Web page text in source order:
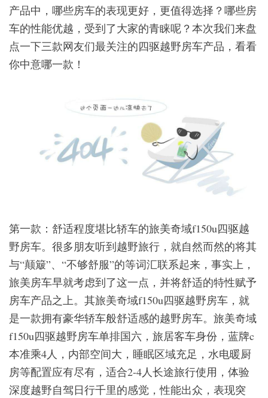
产品中，哪些房车的表现更好，更值得选择？哪些房
车的性能优越，受到了大家的青睐呢？本次我们来盘
点一下三款网友们最关注的四驱越野房车产品，看看
你中意哪一款！
第一款：舒适程度堪比轿车的旅美奇域f150u四驱越
野房车。很多朋友听到越野旅行，就自然而然的将其
与“颠簸”、“不够舒服”的等词汇联系起来，事实上，
旅美房车早就考虑到了这一点，并将舒适的特性赋予
房车产品之上。其旅美奇域f150u四驱越野房车，就
是一款拥有豪华轿车般舒适感的越野房车。旅美奇域
f150u四驱越野房车单排国六，旅居客车身份，蓝牌c
本准乘4人，内部空间大，睡眠区域充足，水电暖厨
房等配置应有尽有，适合2-4人长途旅行使用，体验
深度越野自驾日行千里的感觉，性能出众，表现突